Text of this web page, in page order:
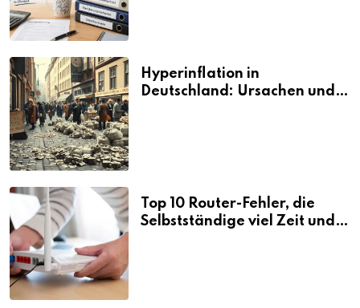
Hyperinflation in
Deutschland: Ursachen und
Top 10 Router-Fehler, die
Selbstständige viel Zeit und